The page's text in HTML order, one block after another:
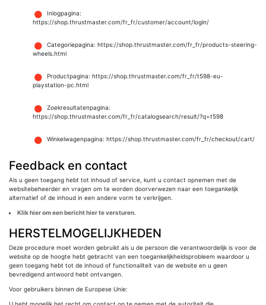
Inlogpagina:
https://shop.thrustmaster.com/fr_fr/customer/account/login/
Categoriepagina: https://shop.thrustmaster.com/fr_fr/products-steering-
wheels.html
Productpagina: https://shop.thrustmaster.com/fr_fr/t598-eu-
playstation-pc.html
Zoekresultatenpagina:
https://shop.thrustmaster.com/fr_fr/catalogsearch/result/?q=t598
Winkelwagenpagina: https://shop.thrustmaster.com/fr_fr/checkout/cart/
Feedback en contact
Als u geen toegang hebt tot inhoud of service, kunt u contact opnemen met de
websitebeheerder en vragen om te worden doorverwezen naar een toegankelijk
alternatief of de inhoud in een andere vorm te verkrijgen.
Klik hier om een bericht hier te versturen.
HERSTELMOGELIJKHEDEN
Deze procedure moet worden gebruikt als u de persoon die verantwoordelijk is voor de
website op de hoogte hebt gebracht van een toegankelijkheidsprobleem waardoor u
geen toegang hebt tot de inhoud of functionaliteit van de website en u geen
bevredigend antwoord hebt ontvangen.
Voor gebruikers binnen de Europese Unie: